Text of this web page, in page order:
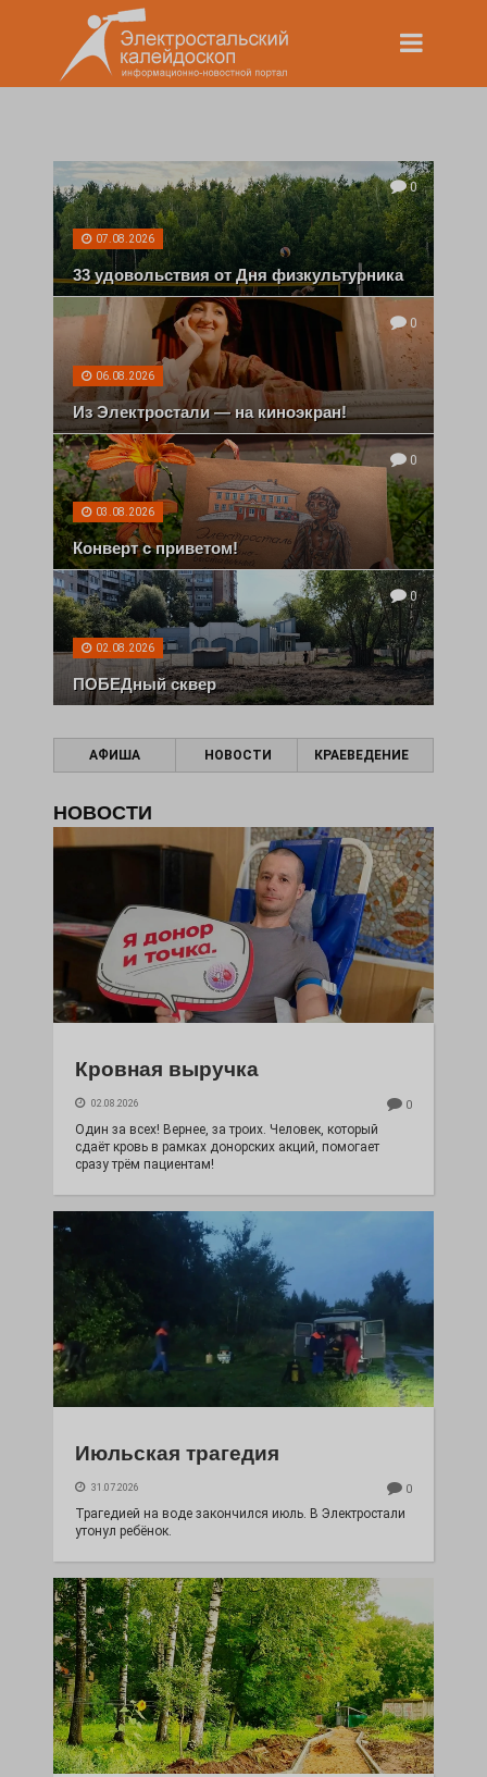
0
07.08.2026
33 удовольствия от Дня физкультурника
0
06.08.2026
Из Электростали — на киноэкран!
0
03.08.2026
Конверт с приветом!
0
02.08.2026
ПОБЕДный сквер
АФИША НОВОСТИ КРАЕВЕДЕНИЕ
НОВОСТИ
Кровная выручка
02.08.2026 0
Один за всех! Вернее, за троих. Человек, который
сдаёт кровь в рамках донорских акций, помогает
сразу трём пациентам!
Июльская трагедия
31.07.2026 0
Трагедией на воде закончился июль. В Электростали
утонул ребёнок.